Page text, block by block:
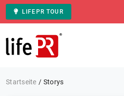
LIFEPR TOUR
Zur Startseite
Startseite Storys